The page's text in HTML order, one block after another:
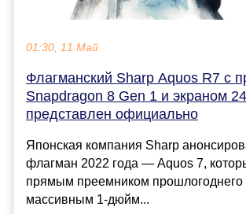
01:30, 11 Май
Флагманский Sharp Aquos R7 c
Snapdragon 8 Gen 1 и экраном
представлен официально
Японская компания Sharp
флагман 2022 года — Aquos 7,
прямым преемником прошлогоднего
массивным 1-дюйм...